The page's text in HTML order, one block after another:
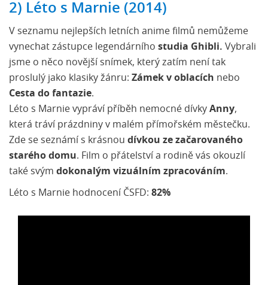
2) Léto s Marnie (2014)
V seznamu nejlepších letních anime filmů nemůžeme
vynechat zástupce legendárního studia Ghibli. Vybrali
jsme o něco novější snímek, který zatím není tak
proslulý jako klasiky žánru: Zámek v oblacích nebo
Cesta do fantazie.
Léto s Marnie vypráví příběh nemocné dívky Anny,
která tráví prázdniny v malém přímořském městečku.
Zde se seznámí s krásnou dívkou ze začarovaného
starého domu. Film o přátelství a rodině vás okouzlí
také svým dokonalým vizuálním zpracováním.
Léto s Marnie hodnocení ČSFD: 82%